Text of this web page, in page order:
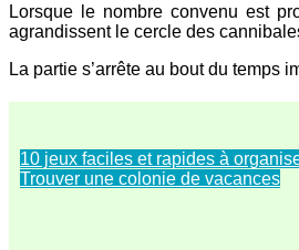
Lorsque le nombre convenu est
agrandissent le cercle des
La partie s’arrête au bout du temps
10 jeux faciles et rapides à
Trouver une colonie de vacances